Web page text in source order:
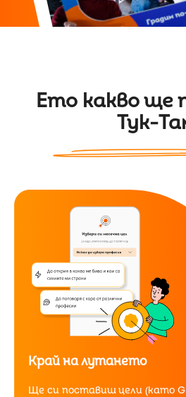
Ето какво ще
Тук-
Край на лутането
Ще си поставиш цели (като